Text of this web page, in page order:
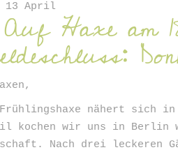
13 AprilHaxe am
nähert sich in
kochen wir uns in Berlin
Nach drei leckeren